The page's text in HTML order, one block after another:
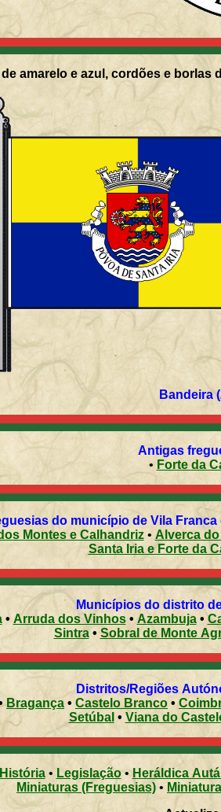
amarelo e azul, cordões e borlas
Bandeira
Antigas
•
Forte
do município de Vila
Montes e Calhandriz• Alverca
Santa Iria e Forte da
Municípios
• Arruda dos Vinhos• Azambuja•
Sintra• Sobral de Monte
Bragança • Castelo Branco •
Setúbal • Viana do
História • Legislação •Heráldica
Miniaturas (Freguesias) •